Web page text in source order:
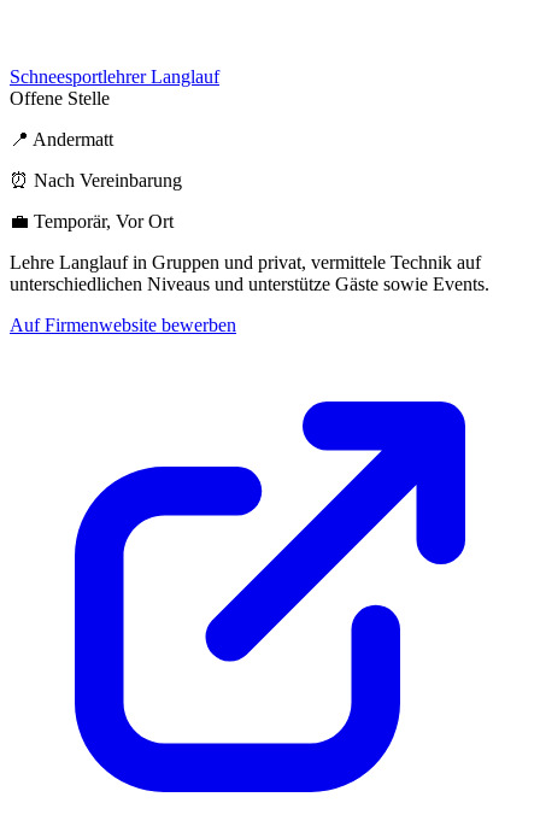
Schneesportlehrer Langlauf
Offene Stelle
📍 Andermatt
⏰ Nach Vereinbarung
💼 Temporär, Vor Ort
Lehre Langlauf in Gruppen und privat, vermittele Technik auf
unterschiedlichen Niveaus und unterstütze Gäste sowie Events.
Auf Firmenwebsite bewerben